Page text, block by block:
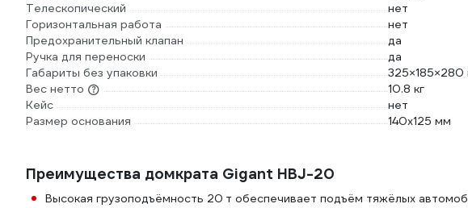
Телескопический
нет
Горизонтальная работа
нет
Предохранительный клапан
да
Ручка для переноски
да
Габариты без упаковки
325×185×280
Вес нетто
10.8 кг
Кейс
нет
Размер основания
140х125 мм
Преимущества домкрата Gigant HBJ-20
Высокая грузоподъёмность 20 т обеспечивает подъём тяжёлых